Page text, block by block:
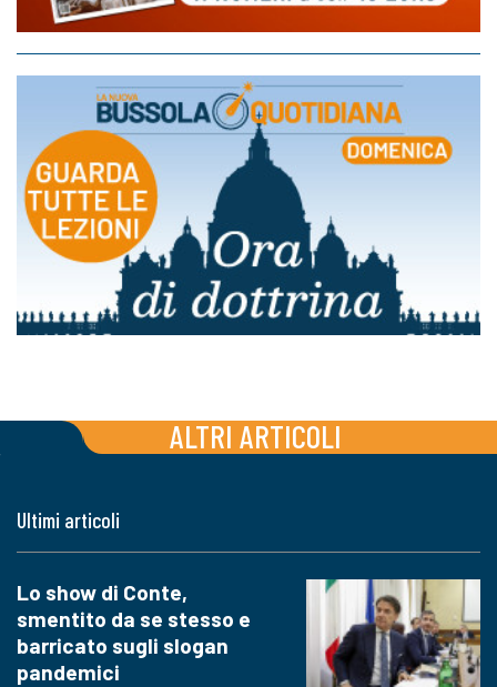
ALTRI ARTICOLI
Ultimi articoli
Lo show di Conte,
smentito da se stesso e
barricato sugli slogan
pandemici